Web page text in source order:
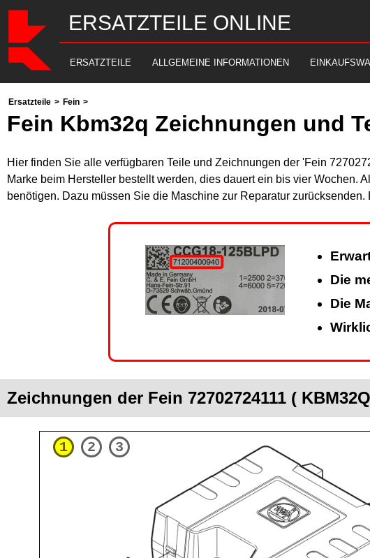
ERSATZTEILE ONLINE
ERSATZTEILE ALLGEMEINE INFORMATIONEN
Ersatzteile > Fein >
Fein Kbm32q Zeichnungen und
Hier finden Sie alle verfügbaren Teile und Zeichnungen der 'Fein
Marke beim Hersteller bestellt werden, dies dauert ein bis vier Wochen.
benötigen. Dazu müssen Sie die Maschine zur Reparatur
Die
Die
Zeichnungen der Fein 72702724111 (
1 2 3